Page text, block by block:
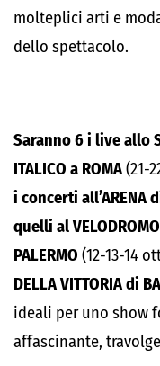
molteplici arti e
dello spettacolo.
Saranno 6 i live allo
ITALICO a ROMA(21-
i concerti all’ARENA
quelli al
PALERMO (12-13-14
DELLA VITTORIA di
ideali per uno show
affascinante,